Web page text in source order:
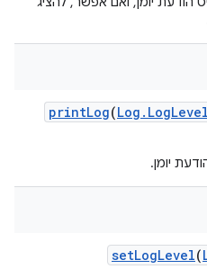
printLog(Log . LogLevel
יומן.
setLogLevel(